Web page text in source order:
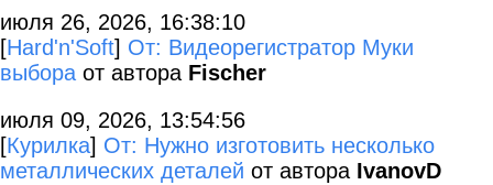
июля 26, 2026, 16:38:10
[Hard'n'Soft] От: Видеорегистратор Муки
выбора от автора Fischer
июля 09, 2026, 13:54:56
[Курилка] От: Нужно изготовить несколько
металлических деталей от автора IvanovD